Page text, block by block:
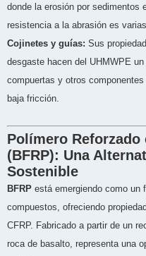
donde la erosión por sedimentos
resistencia a la abrasión es
Cojinetes y guías: Sus
desgaste hacen del UHMWPE
compuertas y otros
baja fricción.
Polímero
(BFRP): Una
Sostenible
BFRP está emergiendo como un
compuestos, ofreciendo
CFRP. Fabricado a partir de un
roca de basalto, representa una